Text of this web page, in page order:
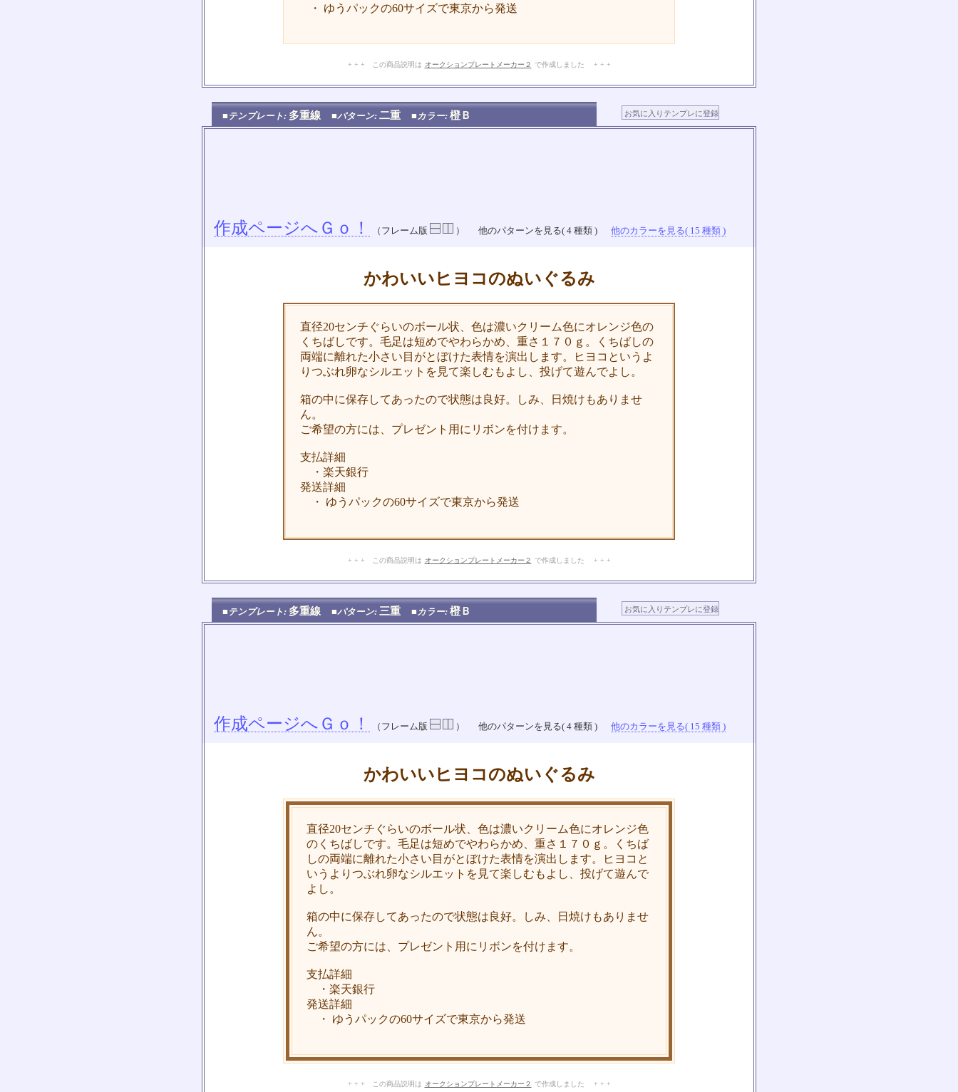
・ ゆうパックの60サイズで東京から発送
+ + + この商品説明は オークションプレートメーカー２ で作成しました + + +
■テンプレート: 多重線 ■パターン: 二重 ■カラー: 橙Ｂ
作成ページへＧｏ！ （フレーム版 ） 他のパターンを見る( 4 種類 ) 他のカラーを見る( 15 種類 )
かわいいヒヨコのぬいぐるみ
直径20センチぐらいのボール状、色は濃いクリーム色にオレンジ色の
くちばしです。毛足は短めでやわらかめ、重さ１７０ｇ。くちばしの
両端に離れた小さい目がとぼけた表情を演出します。ヒヨコというよ
りつぶれ卵なシルエットを見て楽しむもよし、投げて遊んでよし。
箱の中に保存してあったので状態は良好。しみ、日焼けもありませ
ん。
ご希望の方には、プレゼント用にリボンを付けます。
支払詳細
・楽天銀行
発送詳細
・ ゆうパックの60サイズで東京から発送
+ + + この商品説明は オークションプレートメーカー２ で作成しました + + +
■テンプレート: 多重線 ■パターン: 三重 ■カラー: 橙Ｂ
作成ページへＧｏ！ （フレーム版 ） 他のパターンを見る( 4 種類 ) 他のカラーを見る( 15 種類 )
かわいいヒヨコのぬいぐるみ
直径20センチぐらいのボール状、色は濃いクリーム色にオレンジ色
のくちばしです。毛足は短めでやわらかめ、重さ１７０ｇ。くちば
しの両端に離れた小さい目がとぼけた表情を演出します。ヒヨコと
いうよりつぶれ卵なシルエットを見て楽しむもよし、投げて遊んで
よし。
箱の中に保存してあったので状態は良好。しみ、日焼けもありませ
ん。
ご希望の方には、プレゼント用にリボンを付けます。
支払詳細
・楽天銀行
発送詳細
・ ゆうパックの60サイズで東京から発送
+ + + この商品説明は オークションプレートメーカー２ で作成しました + + +